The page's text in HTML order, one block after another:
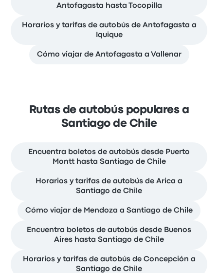
Antofagasta hasta Tocopilla
Horarios y tarifas de autobús de Antofagasta a
Iquique
Cómo viajar de Antofagasta a Vallenar
Rutas de autobús populares a
Santiago de Chile
Encuentra boletos de autobús desde Puerto
Montt hasta Santiago de Chile
Horarios y tarifas de autobús de Arica a
Santiago de Chile
Cómo viajar de Mendoza a Santiago de Chile
Encuentra boletos de autobús desde Buenos
Aires hasta Santiago de Chile
Horarios y tarifas de autobús de Concepción a
Santiago de Chile